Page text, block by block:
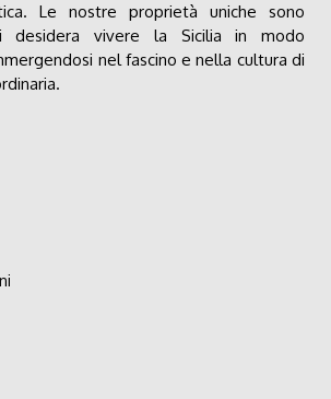
Le nostre proprietà uniche sono
desidera vivere la Sicilia in modo
nel fascino e nella cultura di